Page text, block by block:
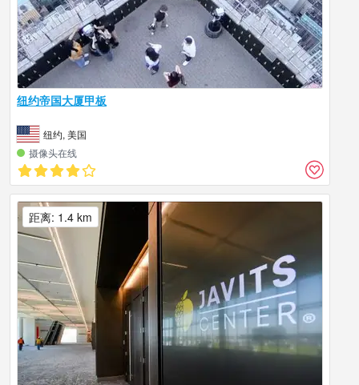
纽约帝国大厦甲板
纽约, 美国
摄像头在线
距离: 1.4 km